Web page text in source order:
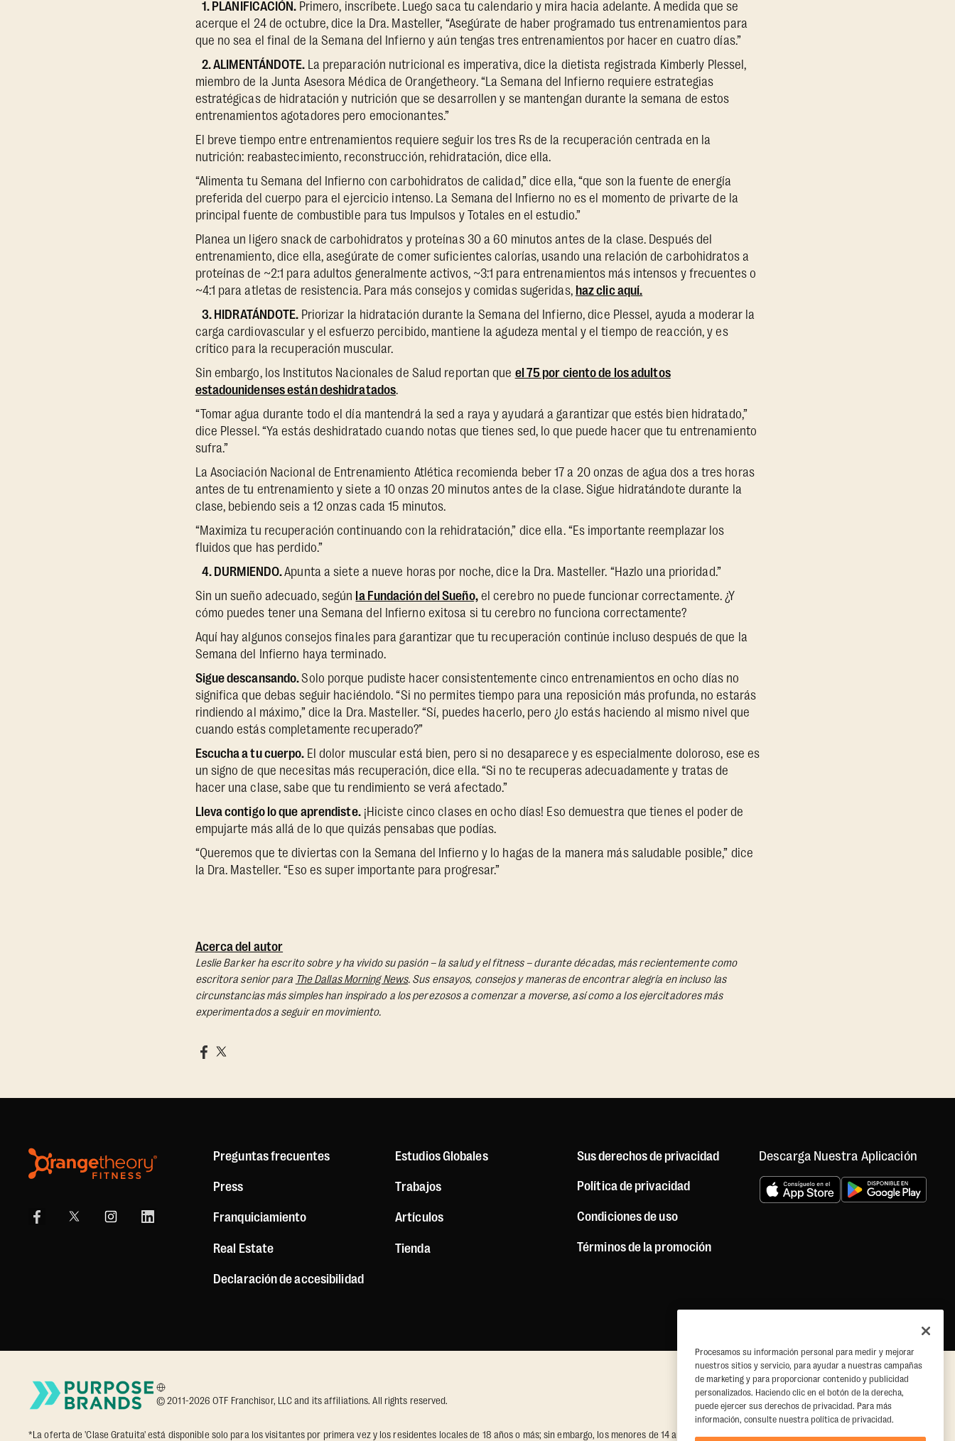
1. PLANIFICACIÓN. Primero, inscríbete. Luego saca tu calendario y mira hacia adelante. A medida que se
acerque el 24 de octubre, dice la Dra. Masteller, “Asegúrate de haber programado tus entrenamientos para
que no sea el final de la Semana del Infierno y aún tengas tres entrenamientos por hacer en cuatro días.”
2. ALIMENTÁNDOTE. La preparación nutricional es imperativa, dice la dietista registrada Kimberly Plessel,
miembro de la Junta Asesora Médica de Orangetheory. “La Semana del Infierno requiere estrategias
estratégicas de hidratación y nutrición que se desarrollen y se mantengan durante la semana de estos
entrenamientos agotadores pero emocionantes.”
El breve tiempo entre entrenamientos requiere seguir los tres Rs de la recuperación centrada en la
nutrición: reabastecimiento, reconstrucción, rehidratación, dice ella.
“Alimenta tu Semana del Infierno con carbohidratos de calidad,” dice ella, “que son la fuente de energía
preferida del cuerpo para el ejercicio intenso. La Semana del Infierno no es el momento de privarte de la
principal fuente de combustible para tus Impulsos y Totales en el estudio.”
Planea un ligero snack de carbohidratos y proteínas 30 a 60 minutos antes de la clase. Después del
entrenamiento, dice ella, asegúrate de comer suficientes calorías, usando una relación de carbohidratos a
proteínas de ~2:1 para adultos generalmente activos, ~3:1 para entrenamientos más intensos y frecuentes o
~4:1 para atletas de resistencia. Para más consejos y comidas sugeridas, haz clic aquí.
3. HIDRATÁNDOTE. Priorizar la hidratación durante la Semana del Infierno, dice Plessel, ayuda a moderar la
carga cardiovascular y el esfuerzo percibido, mantiene la agudeza mental y el tiempo de reacción, y es
crítico para la recuperación muscular.
Sin embargo, los Institutos Nacionales de Salud reportan que el 75 por ciento de los adultos
estadounidenses están deshidratados.
“Tomar agua durante todo el día mantendrá la sed a raya y ayudará a garantizar que estés bien hidratado,”
dice Plessel. “Ya estás deshidratado cuando notas que tienes sed, lo que puede hacer que tu entrenamiento
sufra.”
La Asociación Nacional de Entrenamiento Atlética recomienda beber 17 a 20 onzas de agua dos a tres horas
antes de tu entrenamiento y siete a 10 onzas 20 minutos antes de la clase. Sigue hidratándote durante la
clase, bebiendo seis a 12 onzas cada 15 minutos.
“Maximiza tu recuperación continuando con la rehidratación,” dice ella. “Es importante reemplazar los
fluidos que has perdido.”
4. DURMIENDO.Apunta a siete a nueve horas por noche, dice la Dra. Masteller. “Hazlo una prioridad.”
Sin un sueño adecuado, según la Fundación del Sueño,el cerebro no puede funcionar correctamente. ¿Y
cómo puedes tener una Semana del Infierno exitosa si tu cerebro no funciona correctamente?
Aquí hay algunos consejos finales para garantizar que tu recuperación continúe incluso después de que la
Semana del Infierno haya terminado.
Sigue descansando.Solo porque pudiste hacer consistentemente cinco entrenamientos en ocho días no
significa que debas seguir haciéndolo. “Si no permites tiempo para una reposición más profunda, no estarás
rindiendo al máximo,” dice la Dra. Masteller. “Sí, puedes hacerlo, pero ¿lo estás haciendo al mismo nivel que
cuando estás completamente recuperado?”
Escucha a tu cuerpo. El dolor muscular está bien, pero si no desaparece y es especialmente doloroso, ese es
un signo de que necesitas más recuperación, dice ella. “Si no te recuperas adecuadamente y tratas de
hacer una clase, sabe que tu rendimiento se verá afectado.”
Lleva contigo lo que aprendiste.¡Hiciste cinco clases en ocho días! Eso demuestra que tienes el poder de
empujarte más allá de lo que quizás pensabas que podías.
“Queremos que te diviertas con la Semana del Infierno y lo hagas de la manera más saludable posible,” dice
la Dra. Masteller. “Eso es super importante para progresar.”
Acerca del autor
Leslie Barker ha escrito sobre y ha vivido su pasión – la salud y el fitness – durante décadas, más recientemente como
escritora senior para The Dallas Morning News. Sus ensayos, consejos y maneras de encontrar alegría en incluso las
circunstancias más simples han inspirado a los perezosos a comenzar a moverse, así como a los ejercitadores más
experimentados a seguir en movimiento.
Preguntas frecuentes
Press
Franquiciamiento
Real Estate
Declaración de accesibilidad
Estudios Globales
Trabajos
Artículos
Tienda
Sus derechos de privacidad
Política de privacidad
Condiciones de uso
Términos de la promoción
Descarga Nuestra Aplicación
© 2011-2026 OTF Franchisor, LLC and its affiliations. All rights reserved.
*La oferta de 'Clase Gratuita' está disponible solo para los visitantes por primera vez y los residentes locales de 18 años o más; sin embargo, los menores de 14 años en adelante pueden participar si se cumplen las
Procesamos su información personal para medir y mejorar
nuestros sitios y servicio, para ayudar a nuestras campañas
de marketing y para proporcionar contenido y publicidad
personalizados. Haciendo clic en el botón de la derecha,
puede ejercer sus derechos de privacidad. Para más
información, consulte nuestra política de privacidad.